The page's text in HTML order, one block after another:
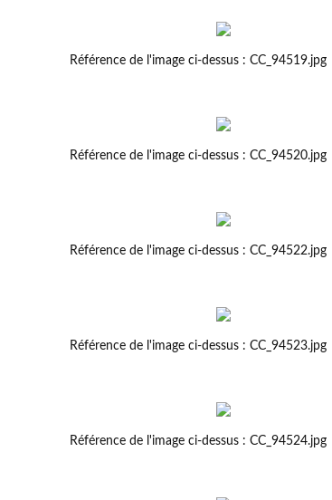
Référence de l'image ci-dessus : CC_94519.jpg
Référence de l'image ci-dessus : CC_94520.jpg
Référence de l'image ci-dessus : CC_94522.jpg
Référence de l'image ci-dessus : CC_94523.jpg
Référence de l'image ci-dessus : CC_94524.jpg